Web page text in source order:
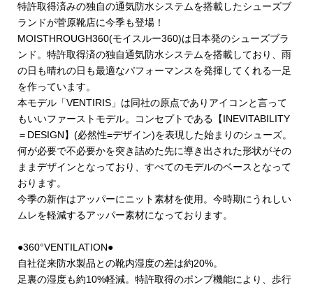
特許取得済みの独自の通気防水システムを搭載したシューズブ
ランドが菅原靴店に今季も登場！
MOISTHROUGH360(モイスルー360)は日本発のシューズブラ
ンド。特許取得済の独自通気防水システムを搭載しており、雨
の日も晴れの日も最適なパフォーマンスを発揮してくれる一足
を作っています。
本モデル「VENTIRIS」は同社の原点でありアイコンと言って
もいいファーストモデル。コンセプトである【INEVITABILITY
＝DESIGN】(必然性=デザイン)を表現した始まりのシューズ。
何が必要で不必要かを突き詰めた先に導き出された形状がその
ままデザインとなっており、すべてのモデルのベースとなって
おります。
今季の新作はアッパーにニット素材を使用。今時期にうれしい
ムレを軽減するアッパー素材になっております。
●360°VENTILATION●
自社従来防水製品との靴内湿度の差は約20%。
足裏の湿度も約10%軽減。特許取得のポンプ機能により、歩行